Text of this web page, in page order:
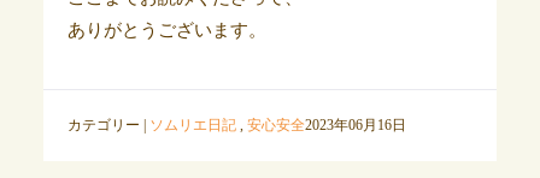
ありがとうございます。
カテゴリー | ソムリエ日記, 安心安全2023年06月16日